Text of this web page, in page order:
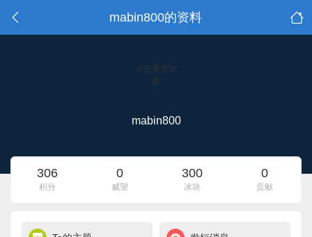
mabin800的资料
点击重新加
载
mabin800
306
积分
0
威望
300
冰块
0
贡献